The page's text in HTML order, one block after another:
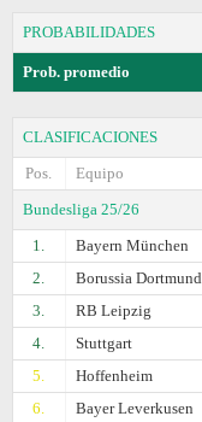
PROBABILIDADES
Prob. promedio
CLASIFICACIONES
Pos.
Equipo
Bundesliga 25/26
1.
Bayern München
2.
Borussia Dortmund
3.
RB Leipzig
4.
Stuttgart
5.
Hoffenheim
6.
Bayer Leverkusen